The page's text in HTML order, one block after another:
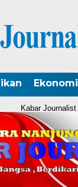
Ekonomi
Kabar Journalist